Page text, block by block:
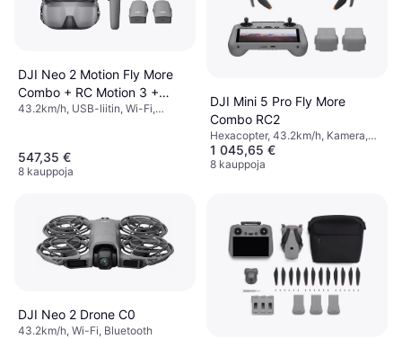
DJI Neo 2 Motion Fly More
Combo + RC Motion 3 +
Goggles N3
43.2km/h, USB-liitin, Wi-Fi,
547,35 €
8 kauppoja
DJI Mini 5 Pro Fly More
Combo RC2
Hexacopter, 43.2km/h, Kamera,
Gimbaalituki, Kamerateline, Wi-Fi,
GPS, Bluetooth
1 045,65 €
8 kauppoja
DJI Neo 2 Drone C0
43.2km/h, Wi-Fi, Bluetooth